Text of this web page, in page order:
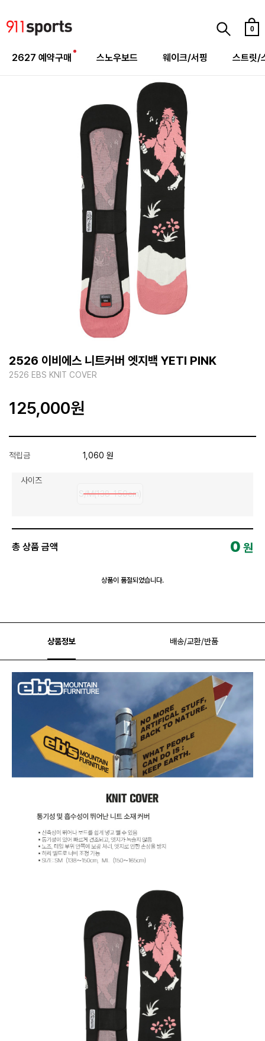
0
2627 예약구매 스노우보드 웨이크/서핑 스트릿/
2526 이비에스 니트커버 엣지백 YETI PINK
2526 EBS KNIT COVER
125,000원
적립금 1,060 원
사이즈
S/M(138-150cm)
총 상품 금액 0 원
상품이 품절되었습니다.
상품정보 배송/교환/반품